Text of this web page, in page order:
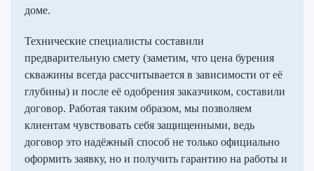
доме.
Технические специалисты составили
предварительную смету (заметим, что цена бурения
скважины всегда рассчитывается в зависимости от её
глубины) и после её одобрения заказчиком, составили
договор. Работая таким образом, мы позволяем
клиентам чувствовать себя защищенными, ведь
договор это надёжный способ не только официально
оформить заявку, но и получить гарантию на работы и